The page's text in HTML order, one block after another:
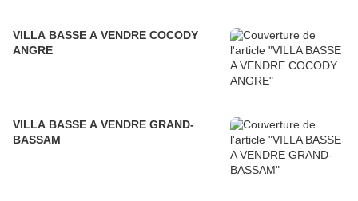
VILLA BASSE A VENDRE COCODY
ANGRE
VILLA BASSE A VENDRE GRAND-
BASSAM